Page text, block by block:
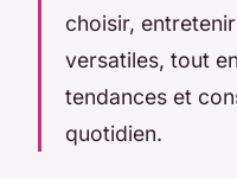
choisir,
versatiles, tout
tendances et
quotidien.